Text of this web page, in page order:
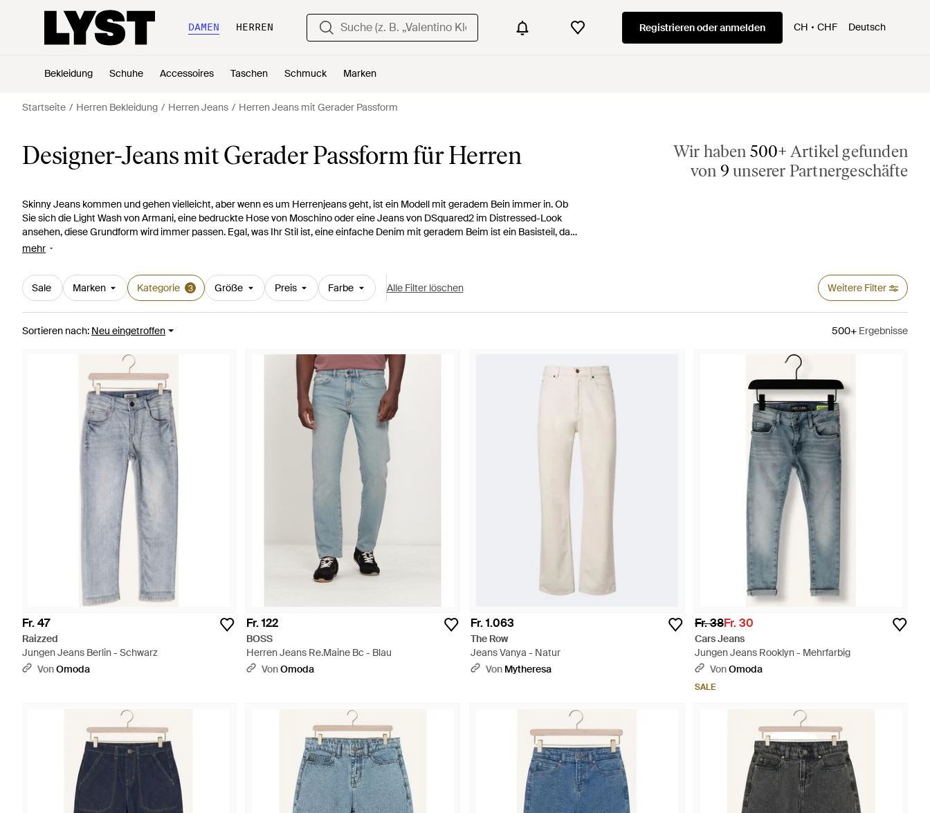
DAMEN HERREN Registrieren oder anmelden CH CHF Deutsch
Bekleidung Schuhe Accessoires Taschen Schmuck Marken
Startseite Herren Bekleidung Herren Jeans Herren Jeans mit Gerader Passform
Designer-Jeans mit Gerader Passform für Herren
Skinny Jeans kommen und gehen vielleicht, aber wenn es um Herrenjeans geht, ist ein Modell mit geradem Bein immer in. Ob
Sie sich die Light Wash von Armani, eine bedruckte Hose von Moschino oder eine Jeans von DSquared2 im Distressed-Look
ansehen, diese Grundform wird immer passen. Egal, was Ihr Stil ist, eine einfache Denim mit geradem Beim ist ein Basisteil, das
für jeden Look passt. Ziehen Sie eine schickere Version mit Hemd und Blazer an oder halten Sie es lässig, der klassische Denim-
nichts falsch machen.
mehr
Wir haben 500+ Artikel gefunden
von 9 unserer Partnergeschäfte
Sale Marken Kategorie 3 Größe Preis Farbe Alle Filter löschen Weitere Filter
Sortieren nach: Neu eingetroffen 500+ Ergebnisse
Fr. 47
Raizzed
Jungen Jeans Berlin - Schwarz
VonOmoda
Fr. 122
BOSS
Herren Jeans Re.Maine Bc - Blau
VonOmoda
Fr. 1.063
The Row
Jeans Vanya - Natur
Von Mytheresa
Fr. 38Fr. 30
Cars Jeans
Jungen Jeans Rooklyn - Mehrfarbig
VonOmoda
SALE